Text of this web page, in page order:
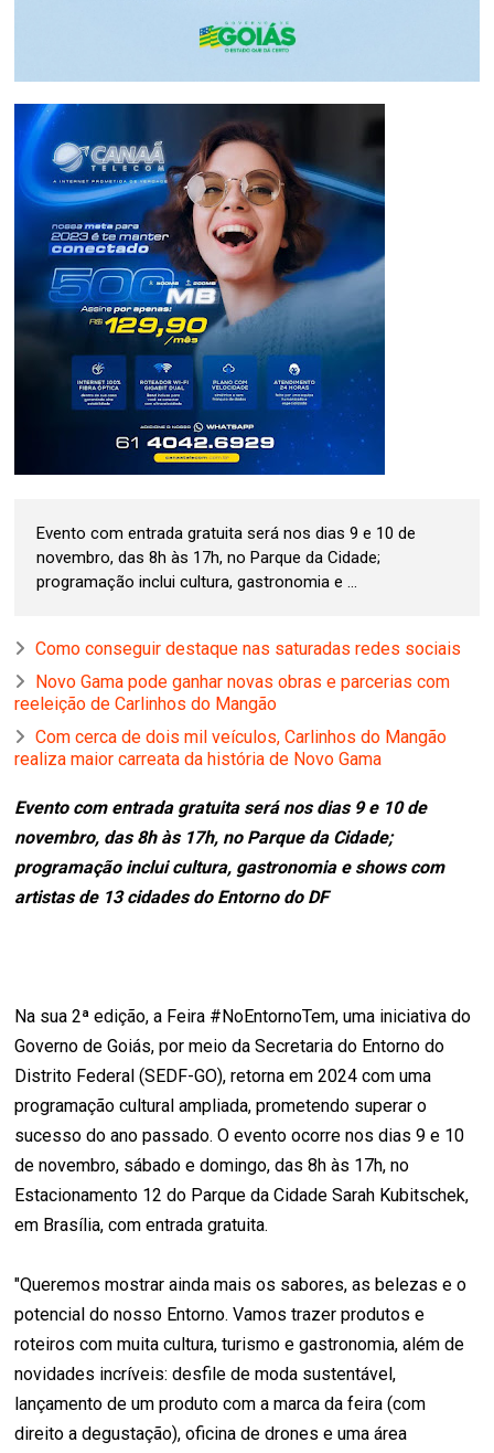
Evento com entrada gratuita será nos dias 9 e 10 de
novembro, das 8h às 17h, no Parque da Cidade;
programação inclui cultura, gastronomia e ...
Como conseguir destaque nas saturadas redes sociais
Novo Gama pode ganhar novas obras e parcerias com
reeleição de Carlinhos do Mangão
Com cerca de dois mil veículos, Carlinhos do Mangão
realiza maior carreata da história de Novo Gama
Evento com entrada gratuita será nos dias 9 e 10 de
novembro, das 8h às 17h, no Parque da Cidade;
programação inclui cultura, gastronomia e shows com
artistas de 13 cidades do Entorno do DF
Na sua 2ª edição, a Feira #NoEntornoTem, uma iniciativa do
Governo de Goiás, por meio da Secretaria do Entorno do
Distrito Federal (SEDF-GO), retorna em 2024 com uma
programação cultural ampliada, prometendo superar o
sucesso do ano passado. O evento ocorre nos dias 9 e 10
de novembro, sábado e domingo, das 8h às 17h, no
Estacionamento 12 do Parque da Cidade Sarah Kubitschek,
em Brasília, com entrada gratuita.
"Queremos mostrar ainda mais os sabores, as belezas e o
potencial do nosso Entorno. Vamos trazer produtos e
roteiros com muita cultura, turismo e gastronomia, além de
novidades incríveis: desfile de moda sustentável,
lançamento de um produto com a marca da feira (com
direito a degustação), oficina de drones e uma área